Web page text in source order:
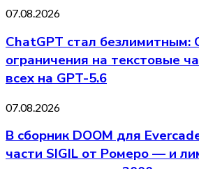
07.08.2026
ChatGPT стал безлимитным:
ограничения на текстовые
всех на GPT-5.6
07.08.2026
В сборник DOOM для
части SIGIL от Ромеро — и